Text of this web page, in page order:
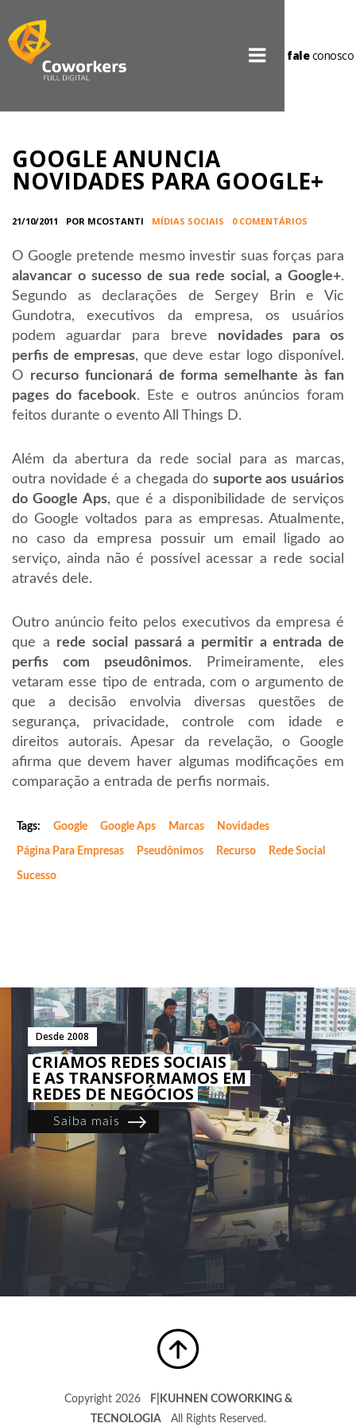
faleconosco
GOOGLE ANUNCIA
NOVIDADES PARA GOOGLE+
21/10/2011 POR MCOSTANTI MÍDIAS SOCIAIS 0 COMENTÁRIOS
O Google pretende mesmo investir suas forças para
alavancar o sucesso de sua rede social, a Google+.
Segundo as declarações de Sergey Brin e Vic
Gundotra, executivos da empresa, os usuários
podem aguardar para breve novidades para os
perfis de empresas, que deve estar logo disponível.
O recurso funcionará de forma semelhante às fan
pages do facebook. Este e outros anúncios foram
feitos durante o evento All Things D.
Além da abertura da rede social para as marcas,
outra novidade é a chegada do suporte aos usuários
do Google Aps, que é a disponibilidade de serviços
do Google voltados para as empresas. Atualmente,
no caso da empresa possuir um email ligado ao
serviço, ainda não é possível acessar a rede social
através dele.
Outro anúncio feito pelos executivos da empresa é
que a rede social passará a permitir a entrada de
perfis com pseudônimos. Primeiramente, eles
vetaram esse tipo de entrada, com o argumento de
que a decisão envolvia diversas questões de
segurança, privacidade, controle com idade e
direitos autorais. Apesar da revelação, o Google
afirma que devem haver algumas modificações em
comparação a entrada de perfis normais.
Tags: Google Google Aps Marcas Novidades
Página Para Empresas Pseudônimos Recurso Rede Social
Sucesso
Desde 2008
CRIAMOS REDES SOCIAIS
E AS TRANSFORMAMOS EM
REDES DE NEGÓCIOS
Saiba mais
Copyright 2026
F|KUHNEN COWORKING &
TECNOLOGIAAll Rights Reserved.